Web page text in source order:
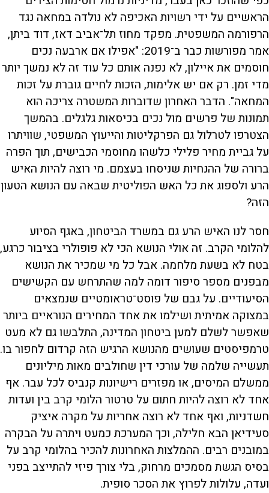
הראשיים על ידי רשויות האכיפה לא נולדה במחאה נגד
הרפורמה המשפטית. מפקד מחוז תל־אביב דאז, דוד ביתן,
אמר מפורשות כבר ב־2019: "אפילו אם ארבעה נכים
חוסמים את איילון, לא נפנה אותם כל עוד זה לא נמשך יותר
מדי זמן. רק אם יש אלימות, הזכות לחיים גוברת על זכות
המחאה". הדבר האחרון שדוברות המשטרה צריכה הוא
תמונות של פרשים מול נכים בכיסאות גלגלים. בהמשך
הצטרפו לטרלול גם הפרקליטות והייעוץ המשפטי, שוויתרו
על גביית מחיר פלילי כלשהו מחוסמי הכבישים, תוך הפרה
ברורה של ההנחיות שניסחו בעצמם. מי רוצה להיות האיש
הרע ולספוג את כל האש הפוליטית שבאה עם הנושא הטעון
הזה?
חסר לנו האיש הרע גם במשרד הביטחון, באגף הסיוע
להלומי הקרב. זה אולי הנושא הכי לא פופולרי בציבור כרגע,
בטח לא בשעת מלחמה. אבל כל מי שמכיר את הנושא
מבפנים מספר סיפור דומה למה שהתרחש עם הקשישים
הסיעודיים. על גבם של פוסט־טראומטיים שנמצאים
במצוקה אמיתית ושילמו את אחד המחירים הנוראיים ביותר
שאפשר לשלם למען ביטחון המדינה, התלבשו גם לא מעט
טרמפיסטים שעושים מהנושא הרגיש הזה קרדום לחפור בו.
תעשייה שלמה של עורכי דין שחולבים מאות מיליונים
ממשלם המיסים, או מפזרים רישיונות קנביס לכל עבר. אף
אחד לא רוצה להיות חתום על טרטור הלומי קרב בין ועדות
חשדניות, ואף אחד לא רוצה אחריות על מקרה איציק
סעידיאן הבא חלילה, וכך המערכת כמעט ויתרה על הבקרה
במובנים רבים. ההמלצות האחרונות להכיר בהלומי קרב על
בסיס הגשת מסמכים מרחוק, בלי צורך פיזי להתייצב בפני
ועדה, עלולות לפרוץ את הסכר סופית.